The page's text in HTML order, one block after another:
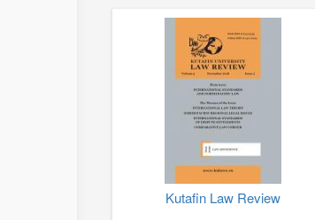
Kutafin Law Review